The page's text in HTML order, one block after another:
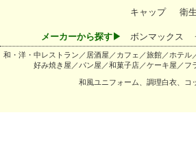
キャップ
衛
メーカーから探す▶ ボンマックス
和・洋・中レストラン／居酒屋／カフェ／旅館／ホテ
好み焼き屋／パン屋／和菓子店／ケーキ屋／
和風ユニフォーム、調理白衣、コ